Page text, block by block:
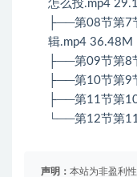
怎么投.mp4
├──第08节第7
辑.mp4 36.48M
├──第09节第8
├──第10节第9
├──第11节第
└──第12节第
声明： 本站为非盈利